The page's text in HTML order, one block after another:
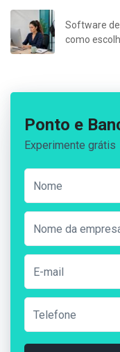
Software
como
Ponto e
Experimente grátis